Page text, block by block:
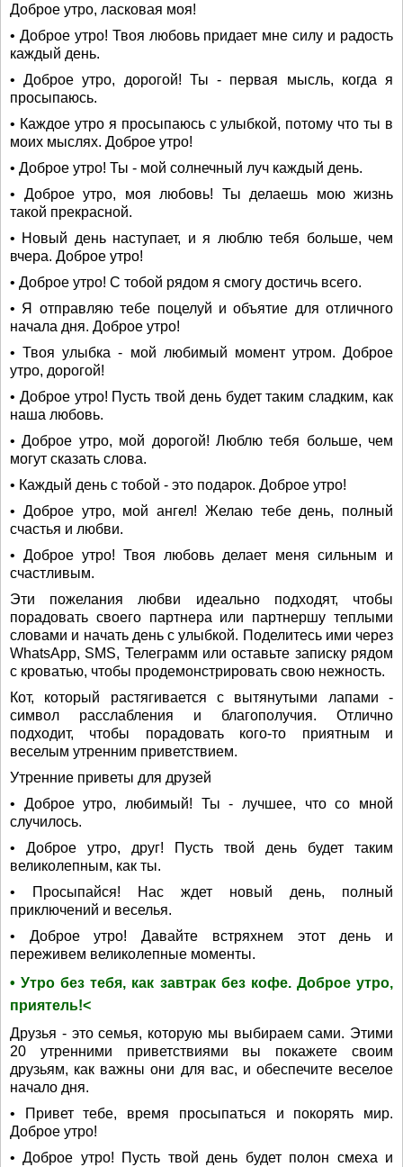
Доброе утро, ласковая моя!
• Доброе утро! Твоя любовь придает мне силу и радость
каждый день.
• Доброе утро, дорогой! Ты - первая мысль, когда я
просыпаюсь.
• Каждое утро я просыпаюсь с улыбкой, потому что ты в
моих мыслях. Доброе утро!
• Доброе утро! Ты - мой солнечный луч каждый день.
• Доброе утро, моя любовь! Ты делаешь мою жизнь
такой прекрасной.
• Новый день наступает, и я люблю тебя больше, чем
вчера. Доброе утро!
• Доброе утро! С тобой рядом я смогу достичь всего.
• Я отправляю тебе поцелуй и объятие для отличного
начала дня. Доброе утро!
• Твоя улыбка - мой любимый момент утром. Доброе
утро, дорогой!
• Доброе утро! Пусть твой день будет таким сладким, как
наша любовь.
• Доброе утро, мой дорогой! Люблю тебя больше, чем
могут сказать слова.
• Каждый день с тобой - это подарок. Доброе утро!
• Доброе утро, мой ангел! Желаю тебе день, полный
счастья и любви.
• Доброе утро! Твоя любовь делает меня сильным и
счастливым.
Эти пожелания любви идеально подходят, чтобы
порадовать своего партнера или партнершу теплыми
словами и начать день с улыбкой. Поделитесь ими через
WhatsApp, SMS, Телеграмм или оставьте записку рядом
с кроватью, чтобы продемонстрировать свою нежность.
Кот, который растягивается с вытянутыми лапами -
символ расслабления и благополучия. Отлично
подходит, чтобы порадовать кого-то приятным и
веселым утренним приветствием.
Утренние приветы для друзей
• Доброе утро, любимый! Ты - лучшее, что со мной
случилось.
• Доброе утро, друг! Пусть твой день будет таким
великолепным, как ты.
• Просыпайся! Нас ждет новый день, полный
приключений и веселья.
• Доброе утро! Давайте встряхнем этот день и
переживем великолепные моменты.
• Утро без тебя, как завтрак без кофе. Доброе утро,
приятель!<
Друзья - это семья, которую мы выбираем сами. Этими
20 утренними приветствиями вы покажете своим
друзьям, как важны они для вас, и обеспечите веселое
начало дня.
• Привет тебе, время просыпаться и покорять мир.
Доброе утро!
• Доброе утро! Пусть твой день будет полон смеха и